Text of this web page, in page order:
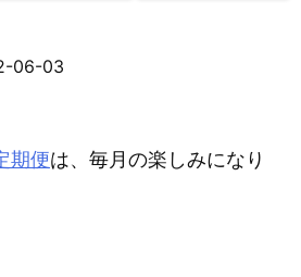
06-03
期便は、毎月の楽しみになり